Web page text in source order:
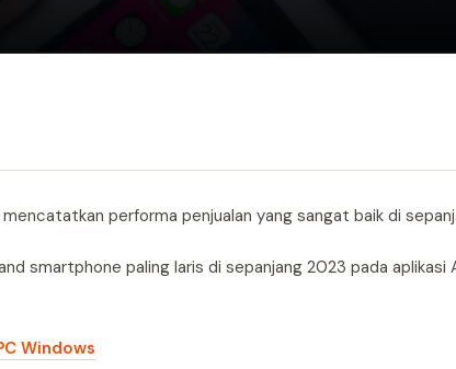
performa penjualan yang sangat baik di
smartphone paling laris di sepanjang 2023 pada aplikasi
Windows